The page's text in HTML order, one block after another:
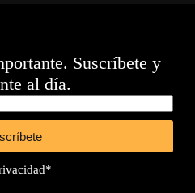
Suscríbete y
al día.
*